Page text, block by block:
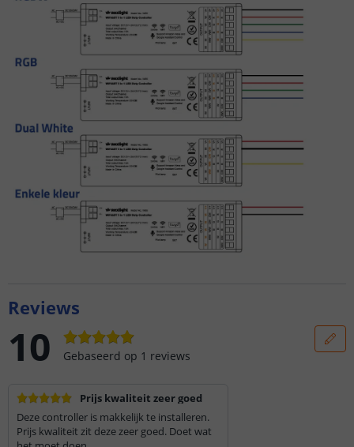
Reviews
10 Gebaseerd op 1 reviews
Prijs kwaliteit zeer goed
Deze controller is makkelijk te installeren.
Prijs kwaliteit zit deze zeer goed. Doet wat